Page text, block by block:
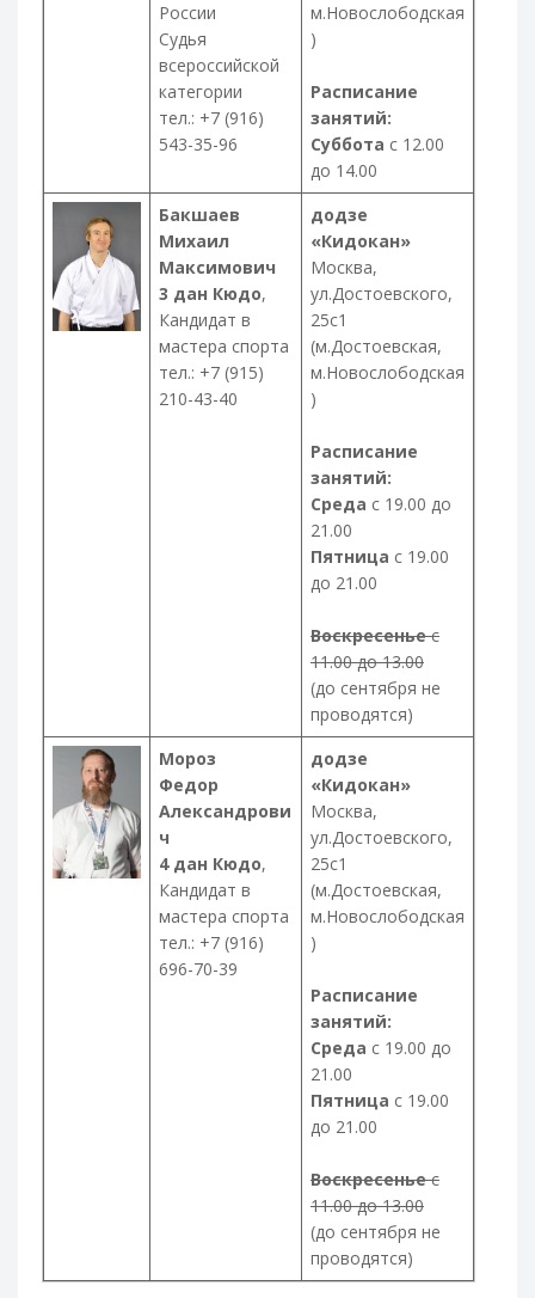
России
Судья
всероссийской
категории
тел.: +7 (916)
543-35-96
м.Новослободская
)
Расписание
занятий:
Суббота с 12.00
до 14.00
Бакшаев
Михаил
Максимович
3 дан Кюдо,
Кандидат в
мастера спорта
тел.: +7 (915)
210-43-40
додзе
«Кидокан»
Москва,
ул.Достоевского,
25с1
(м.Достоевская,
м.Новослободская
)
Расписание
занятий:
Среда с 19.00 до
21.00
Пятница с 19.00
до 21.00
Воскресеньес
11.00 до 13.00
(до сентября не
проводятся)
Мороз
Федор
Александрови
ч
4 дан Кюдо,
Кандидат в
мастера спорта
тел.: +7 (916)
696-70-39
додзе
«Кидокан»
Москва,
ул.Достоевского,
25с1
(м.Достоевская,
м.Новослободская
)
Расписание
занятий:
Среда с 19.00 до
21.00
Пятница с 19.00
до 21.00
Воскресеньес
11.00 до 13.00
(до сентября не
проводятся)